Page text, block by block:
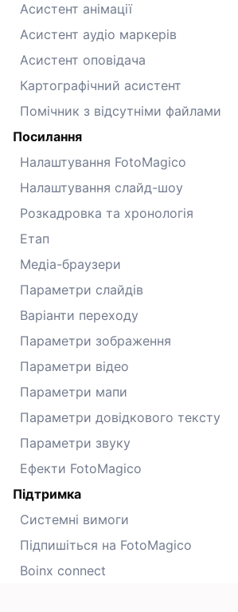
Асистент анімації
Асистент аудіо маркерів
Асистент оповідача
Картографічний асистент
Помічник з відсутніми файлами
Посилання
Налаштування FotoMagico
Налаштування слайд-шоу
Розкадровка та хронологія
Етап
Медіа-браузери
Параметри слайдів
Варіанти переходу
Параметри зображення
Параметри відео
Параметри мапи
Параметри довідкового тексту
Параметри звуку
Ефекти FotoMagico
Підтримка
Системні вимоги
Підпишіться на FotoMagico
Boinx connect